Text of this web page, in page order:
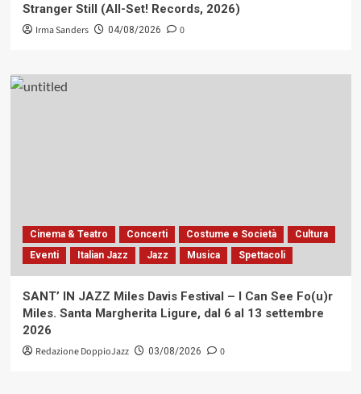
Stranger Still (All-Set! Records, 2026)
Irma Sanders 04/08/2026 0
Cinema & Teatro Concerti Costume e Società
Cultura
Eventi
Italian Jazz Jazz Musica Spettacoli
SANT’ IN JAZZ Miles Davis Festival – I Can See Fo(u)r
Miles. Santa Margherita Ligure, dal 6 al 13 settembre
2026
Redazione DoppioJazz 03/08/2026 0